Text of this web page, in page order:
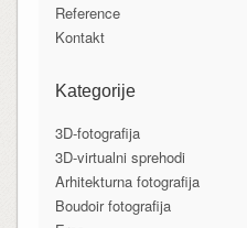
Reference
Kontakt
Kategorije
3D-fotografija
3D-virtualni sprehodi
Arhitekturna fotografija
Boudoir fotografija